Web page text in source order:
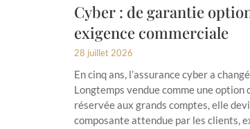
Cyber : de garantie
exigence commerciale
28 juillet 2026
En cinq ans, l’assurance cyber a
Longtemps vendue comme une option
réservée aux grands comptes, elle
composante attendue par les clients,